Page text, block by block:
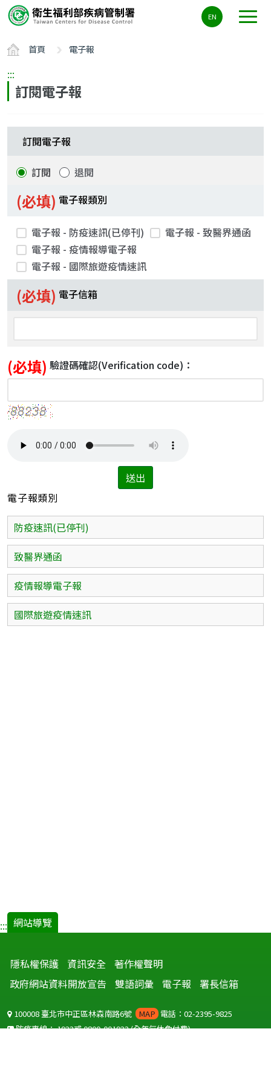
要
容
ALT+C
EN
首頁 電子報
:::
訂閱電子報
訂閱電子報
訂閱 退閱
(必填) 電子報類別
電子報 - 防疫速訊(已停刊)
電子報 - 致醫界通函
電子報 - 疫情報導電子報
電子報 - 國際旅遊疫情速訊
(必填) 電子信箱
(必填) 驗證碼確認(Verification code) ：
送出
電子報類別
防疫速訊(已停刊)
致醫界通函
疫情報導電子報
國際旅遊疫情速訊
::: 網站導覽
隱私權保護 資訊安全 著作權聲明
政府網站資料開放宣告
雙語詞彙 電子報 署長信箱
100008 臺北市中正區林森南路6號 MAP 電話：02-2395-9825
防疫專線：1922或0800-001922(全年無休免付費)